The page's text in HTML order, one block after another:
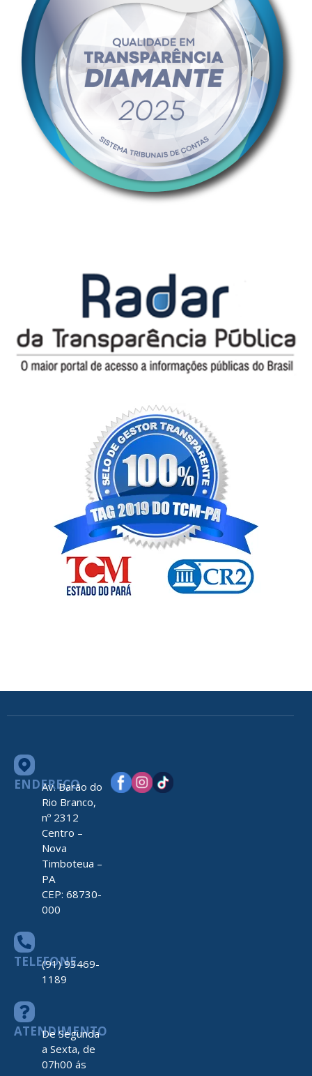
ENDEREÇO
Av. Barão do
Rio Branco,
nº 2312
Centro –
Nova
Timboteua –
PA
CEP: 68730-
000
TELEFONE
(91) 93469-
1189
ATENDIMENTO
De Segunda
a Sexta, de
07h00 ás